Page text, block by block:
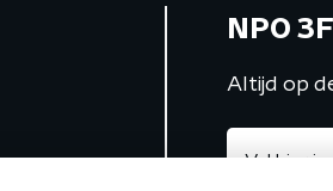
NPO
Altijd op